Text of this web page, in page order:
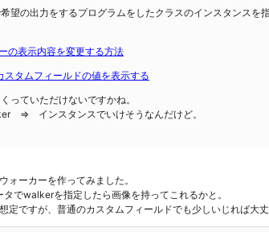
望の出力をするプログラムをしたクラスのインスタンスを
の表示内容を変更する方法
タムフィールドの値を表示する
っていただけないですかね。
インスタンスでいけそうなんだけど。
ォーカーを作ってみました。
でwalkerを指定したら画像を持ってこれるかと。
定ですが、普通のカスタムフィールドでも少しいじれば大丈